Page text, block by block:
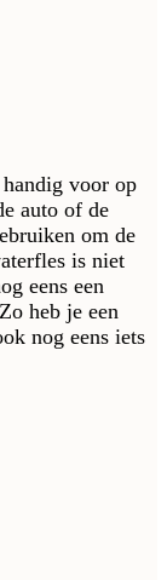
voor op
auto of de
om de
is niet
eens een
heb je een
nog eens iets